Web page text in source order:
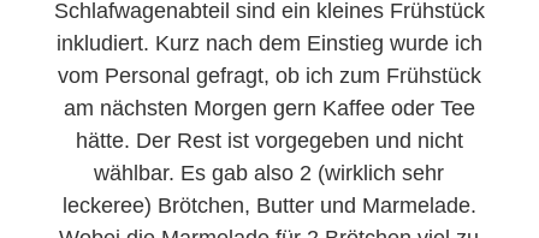
Schlafwagenabteil sind ein kleines Frühstück
inkludiert. Kurz nach dem Einstieg wurde ich
vom Personal gefragt, ob ich zum Frühstück
am nächsten Morgen gern Kaffee oder Tee
hätte. Der Rest ist vorgegeben und nicht
wählbar. Es gab also 2 (wirklich sehr
leckeree) Brötchen, Butter und Marmelade.